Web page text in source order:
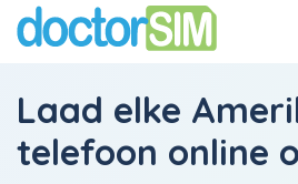
Laad elke
telefoon online